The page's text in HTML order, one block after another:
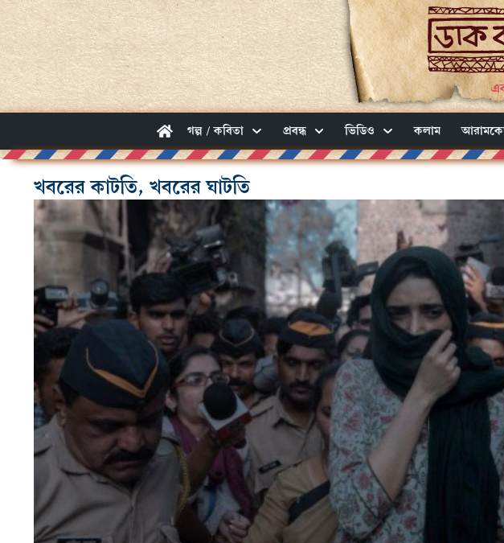
গল্প / কবিতা প্রবন্ধ ভিডিও কলাম
খবরের কাটতি, খবরের ঘাটতি